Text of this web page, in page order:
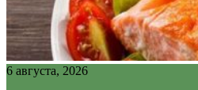
6 августа, 2026